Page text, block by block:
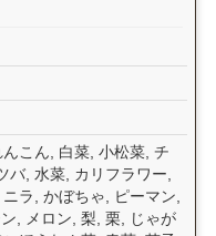
こん, 白菜, 小松菜, チ
バ, 水菜, カリフラワー,
ラ, かぼちゃ, ピーマン,
, メロン, 梨, 栗, じゃが